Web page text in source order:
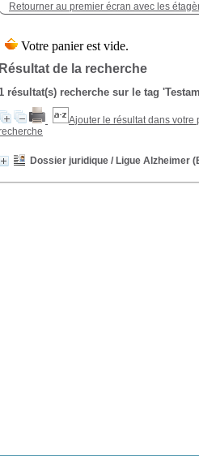
Retourner au premier écran avec les
Résultat de la recherche
résultat(s) recherche sur le tag
Ajouter le résultat dans votre
Dossier juridique / Ligue Alzheimer